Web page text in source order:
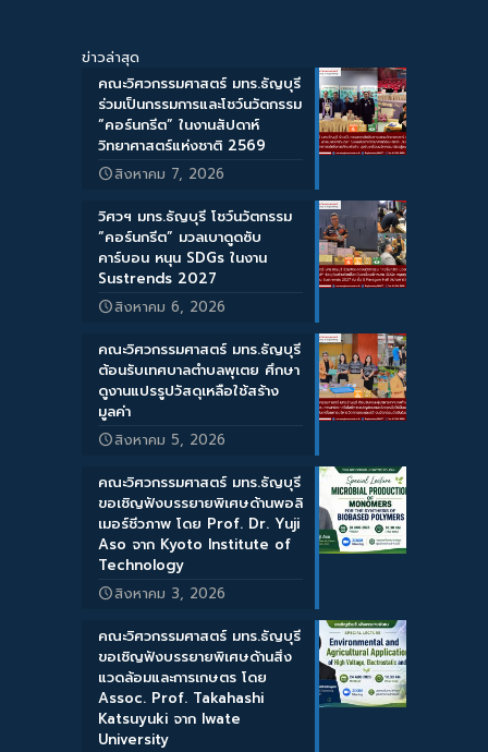
ข่าวล่าสุด
คณะวิศวกรรมศาสตร์ มทร.ธัญบุรี
ร่วมเป็นกรรมการและโชว์นวัตกรรม
“คอร์นกรีต” ในงานสัปดาห์
วิทยาศาสตร์แห่งชาติ 2569
สิงหาคม 7, 2026
วิศวฯ มทร.ธัญบุรี โชว์นวัตกรรม
“คอร์นกรีต” มวลเบาดูดซับ
คาร์บอน หนุน SDGs ในงาน
Sustrends 2027
สิงหาคม 6, 2026
คณะวิศวกรรมศาสตร์ มทร.ธัญบุรี
ต้อนรับเทศบาลตำบลพุเตย ศึกษา
ดูงานแปรรูปวัสดุเหลือใช้สร้าง
มูลค่า
สิงหาคม 5, 2026
คณะวิศวกรรมศาสตร์ มทร.ธัญบุรี
ขอเชิญฟังบรรยายพิเศษด้านพอลิ
เมอร์ชีวภาพ โดย Prof. Dr. Yuji
Aso จาก Kyoto Institute of
Technology
สิงหาคม 3, 2026
คณะวิศวกรรมศาสตร์ มทร.ธัญบุรี
ขอเชิญฟังบรรยายพิเศษด้านสิ่ง
แวดล้อมและการเกษตร โดย
Assoc. Prof. Takahashi
Katsuyuki จาก Iwate
University